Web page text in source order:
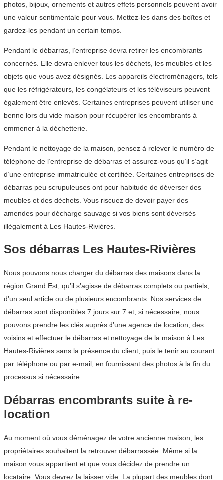
photos, bijoux, ornements et autres effets personnels peuvent avoir
une valeur sentimentale pour vous. Mettez-les dans des boîtes et
gardez-les pendant un certain temps.
Pendant le débarras, l’entreprise devra retirer les encombrants
concernés. Elle devra enlever tous les déchets, les meubles et les
objets que vous avez désignés. Les appareils électroménagers, tels
que les réfrigérateurs, les congélateurs et les téléviseurs peuvent
également être enlevés. Certaines entreprises peuvent utiliser une
benne lors du vide maison pour récupérer les encombrants à
emmener à la déchetterie.
Pendant le nettoyage de la maison, pensez à relever le numéro de
téléphone de l’entreprise de débarras et assurez-vous qu’il s’agit
d’une entreprise immatriculée et certifiée. Certaines entreprises de
débarras peu scrupuleuses ont pour habitude de déverser des
meubles et des déchets. Vous risquez de devoir payer des
amendes pour décharge sauvage si vos biens sont déversés
illégalement à Les Hautes-Rivières.
Sos débarras Les Hautes-Rivières
Nous pouvons nous charger du débarras des maisons dans la
région Grand Est, qu’il s’agisse de débarras complets ou partiels,
d’un seul article ou de plusieurs encombrants. Nos services de
débarras sont disponibles 7 jours sur 7 et, si nécessaire, nous
pouvons prendre les clés auprès d’une agence de location, des
voisins et effectuer le débarras et nettoyage de la maison à Les
Hautes-Rivières sans la présence du client, puis le tenir au courant
par téléphone ou par e-mail, en fournissant des photos à la fin du
processus si nécessaire.
Débarras encombrants suite à re-
location
Au moment où vous déménagez de votre ancienne maison, les
propriétaires souhaitent la retrouver débarrassée. Même si la
maison vous appartient et que vous décidez de prendre un
locataire. Vous devrez la laisser vide. La plupart des meubles dont